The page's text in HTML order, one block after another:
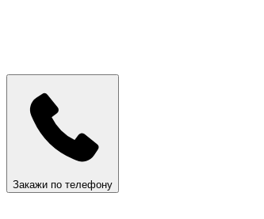
Закажи по телефону